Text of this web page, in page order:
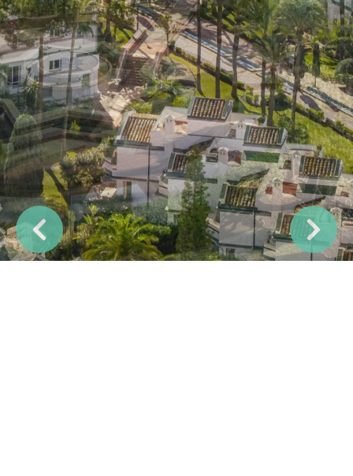
Previous Next